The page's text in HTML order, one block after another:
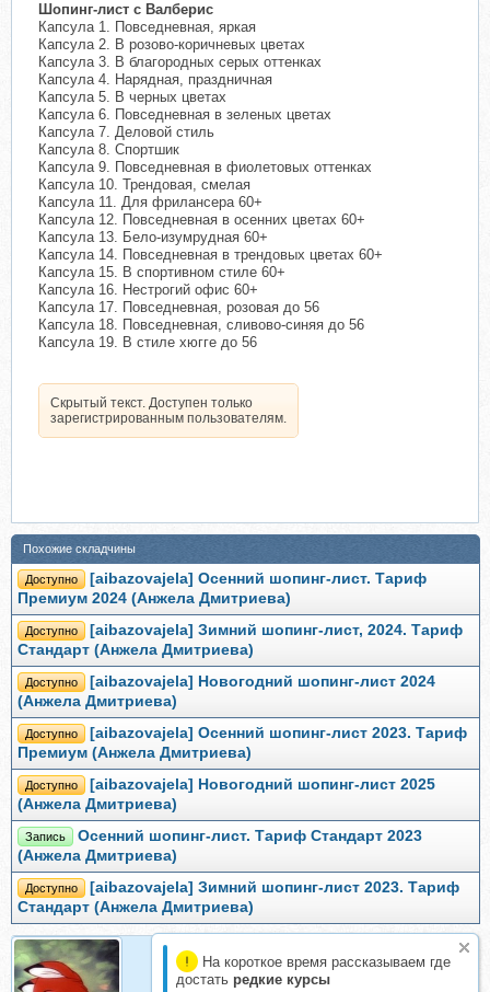
На короткое время рассказываем где
достать редкие курсы
Шопинг-лист с Валберис
Капсула 1. Повседневная, яркая
Капсула 2. В розово-коричневых цветах
Капсула 3. В благородных серых оттенках
Капсула 4. Нарядная, праздничная
Капсула 5. В черных цветах
Капсула 6. Повседневная в зеленых цветах
Капсула 7. Деловой стиль
Капсула 8. Спортшик
Капсула 9. Повседневная в фиолетовых оттенках
Капсула 10. Трендовая, смелая
Капсула 11. Для фрилансера 60+
Капсула 12. Повседневная в осенних цветах 60+
Капсула 13. Бело-изумрудная 60+
Капсула 14. Повседневная в трендовых цветах 60+
Капсула 15. В спортивном стиле 60+
Капсула 16. Нестрогий офис 60+
Капсула 17. Повседневная, розовая до 56
Капсула 18. Повседневная, сливово-синяя до 56
Капсула 19. В стиле хюгге до 56
Скрытый текст. Доступен только
зарегистрированным пользователям.
Похожие складчины
Доступно
[aibazovajela] Осенний шопинг-лист. Тариф
Премиум 2024 (Анжела Дмитриева)
Доступно
[aibazovajela] Зимний шопинг-лист, 2024. Тариф
Стандарт (Анжела Дмитриева)
Доступно
[aibazovajela] Новогодний шопинг-лист 2024
(Анжела Дмитриева)
Доступно
[aibazovajela] Осенний шопинг-лист 2023. Тариф
Премиум (Анжела Дмитриева)
Доступно
[aibazovajela] Новогодний шопинг-лист 2025
(Анжела Дмитриева)
Запись
Осенний шопинг-лист. Тариф Стандарт 2023
(Анжела Дмитриева)
Доступно
[aibazovajela] Зимний шопинг-лист 2023. Тариф
Стандарт (Анжела Дмитриева)
Викси